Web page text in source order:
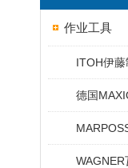
作业工具
ITOH伊
德国
WAGNER